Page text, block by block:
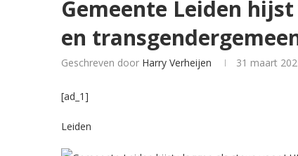
Gemeente Leiden
en
Geschreven door Harry Verheijen 31 maart
[ad_1]
Leiden